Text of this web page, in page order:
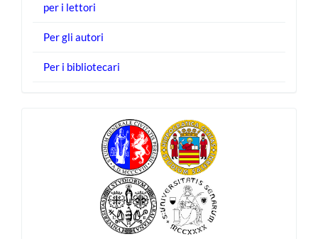
per i lettori
Per gli autori
Per i bibliotecari